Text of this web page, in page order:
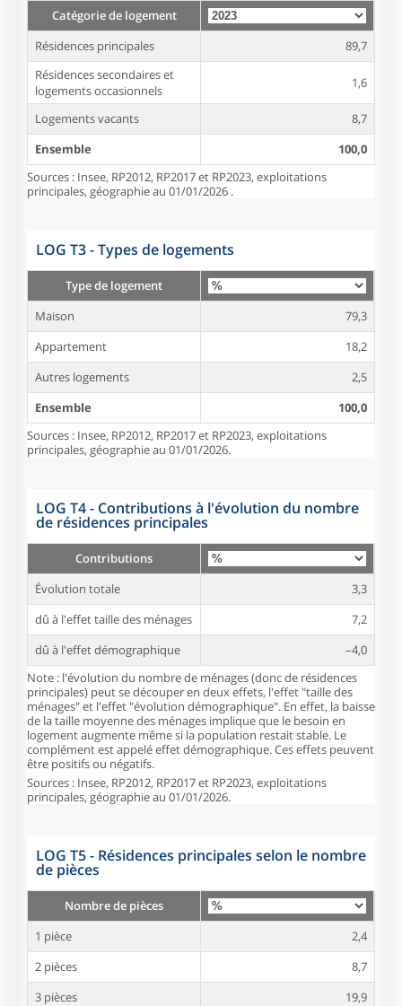
Catégorie de logement
Résidences principales
89,7
Résidences secondaires et
logements occasionnels
1,6
Logements vacants
8,7
Ensemble
100,0
Sources : Insee, RP2012, RP2017 et RP2023, exploitations
principales, géographie au 01/01/2026 .
LOG T3 - Types de logements
Type de logement
Maison
79,3
Appartement
18,2
Autres logements
2,5
Ensemble
100,0
Sources : Insee, RP2012, RP2017 et RP2023, exploitations
principales, géographie au 01/01/2026.
LOG T4 - Contributions à l'évolution du nombre
de résidences principales
Contributions
Évolution totale
3,3
dû à l'effet taille des ménages
7,2
dû à l'effet démographique
–4,0
Note : l'évolution du nombre de ménages (donc de résidences
principales) peut se découper en deux effets, l'effet "taille des
ménages" et l'effet "évolution démographique". En effet, la baisse
de la taille moyenne des ménages implique que le besoin en
logement augmente même si la population restait stable. Le
complément est appelé effet démographique. Ces effets peuvent
être positifs ou négatifs.
Sources : Insee, RP2012, RP2017 et RP2023, exploitations
principales, géographie au 01/01/2026.
LOG T5 - Résidences principales selon le nombre
de pièces
Nombre de pièces
1 pièce
2,4
2 pièces
8,7
3 pièces
19,9